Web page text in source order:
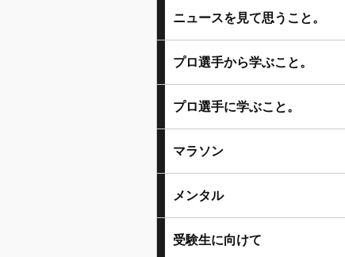
ニュースを見て思うこと。
プロ選手から学ぶこと。
プロ選手に学ぶこと。
マラソン
メンタル
受験生に向けて